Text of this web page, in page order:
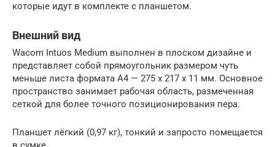
которые идут в комплекте с планшетом.
Внешний вид
Wacom Intuos Medium выполнен в плоском дизайне и
представляет собой прямоугольник размером чуть
меньше листа формата А4 — 275 x 217 х 11 мм. Основное
пространство занимает рабочая область, размеченная
сеткой для более точного позиционирования пера.
Планшет лёгкий (0,97 кг), тонкий и запросто помещается